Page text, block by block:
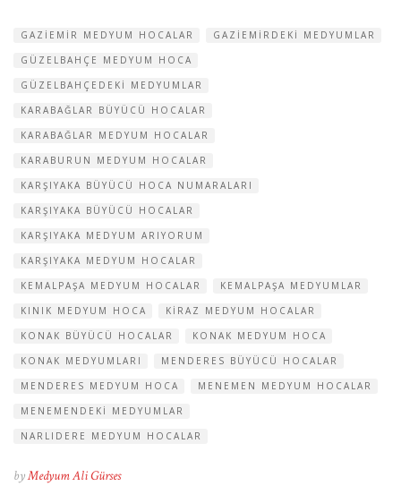
GAZIEMIR MEDYUM HOCALAR
GAZIEMIRDEKI MEDYUMLAR
GÜZELBAHÇE MEDYUM HOCA
GÜZELBAHÇEDEKI MEDYUMLAR
KARABAĞLAR BÜYÜCÜ HOCALAR
KARABAĞLAR MEDYUM HOCALAR
KARABURUN MEDYUM HOCALAR
KARŞIYAKA BÜYÜCÜ HOCA NUMARALARI
KARŞIYAKA BÜYÜCÜ HOCALAR
KARŞIYAKA MEDYUM ARIYORUM
KARŞIYAKA MEDYUM HOCALAR
KEMALPAŞA MEDYUM HOCALAR
KEMALPAŞA MEDYUMLAR
KINIK MEDYUM HOCA
KIRAZ MEDYUM HOCALAR
KONAK BÜYÜCÜ HOCALAR
KONAK MEDYUM HOCA
KONAK MEDYUMLARI
MENDERES BÜYÜCÜ HOCALAR
MENDERES MEDYUM HOCA
MENEMEN MEDYUM HOCALAR
MENEMENDEKI MEDYUMLAR
NARLIDERE MEDYUM HOCALAR
byMedyum Ali Gürses